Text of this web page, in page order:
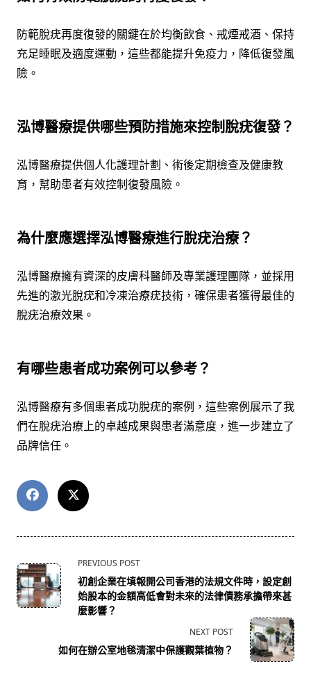
防範脫疣再度復發的關鍵在於均衡飲食、戒煙戒酒、保持
充足睡眠及適度運動，這些都能提升免疫力，降低復發風
險。
泓博醫療提供哪些預防措施來控制脫疣復發？
泓博醫療提供個人化護理計劃、術後定期檢查及健康教
育，幫助患者有效控制復發風險。
為什麼應選擇泓博醫療進行脫疣治療？
泓博醫療擁有資深的皮膚科醫師及專業護理團隊，並採用
先進的激光脫疣和冷凍治療疣技術，確保患者獲得最佳的
脫疣治療效果。
有哪些患者成功案例可以參考？
泓博醫療有多個患者成功脫疣的案例，這些案例展示了我
們在脫疣治療上的卓越成果與患者滿意度，進一步建立了
品牌信任。
<span
class="nav-
subtitle
screen-
text">Page</span>
PREVIOUS POST
初創企業在填報開公司香港的法規文件時，設定創
始股本的金額高低會對未來的法律債務承擔帶來甚
麼影響？
NEXT POST
如何在辦公室地毯清潔中保護觀葉植物？